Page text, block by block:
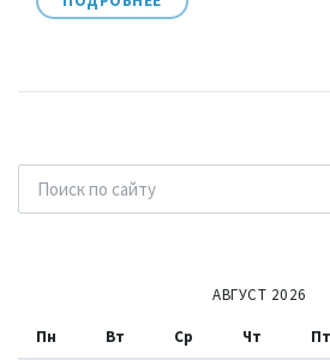
АВГУСТ 2026
Пн Вт Ср Чт Пт